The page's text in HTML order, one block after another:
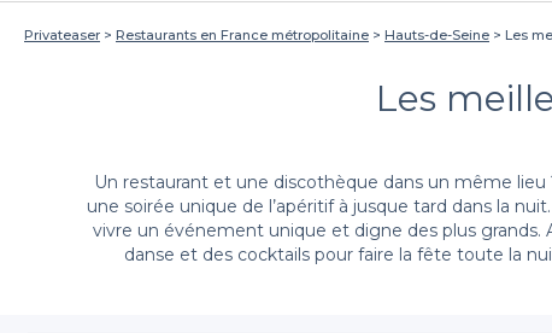
Privateaser Restaurants en France métropolitaine Hauts-de-Seine Les
Les
Un restaurant et une discothèque dans un même
une soirée unique de l’apéritif à jusque tard dans la nuit.
vivre un événement unique et digne des plus
danse et des cocktails pour faire la fête toute la
. Vous n’avez pas besoin